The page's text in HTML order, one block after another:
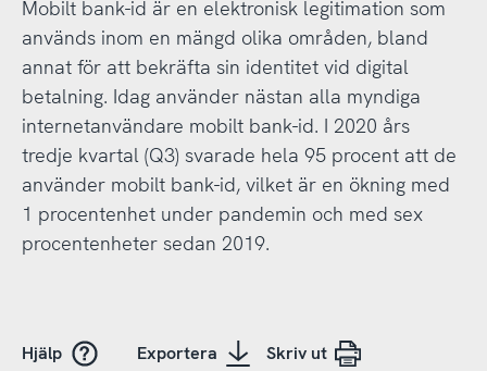
Mobilt bank-id är en elektronisk legitimation som
används inom en mängd olika områden, bland
annat för att bekräfta sin identitet vid digital
betalning. Idag använder nästan alla myndiga
internetanvändare mobilt bank-id. I 2020 års
tredje kvartal (Q3) svarade hela 95 procent att de
använder mobilt bank-id, vilket är en ökning med
1 procentenhet under pandemin och med sex
procentenheter sedan 2019.
Hjälp Exportera Skriv ut